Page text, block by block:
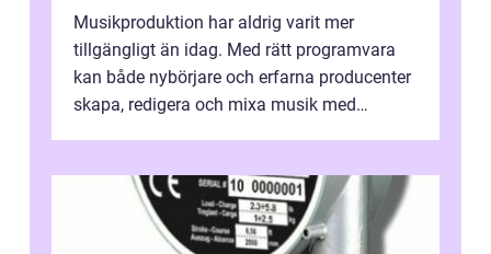
Musikproduktion har aldrig varit mer
tillgängligt än idag. Med rätt programvara
kan både nybörjare och erfarna producenter
skapa, redigera och mixa musik med